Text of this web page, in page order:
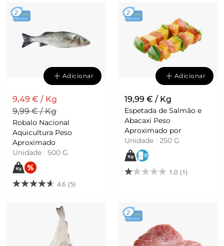
2 DIAS
FRESCO
Adicionar
9,49 € / Kg
9,99 € / Kg
Robalo Nacional
Aquicultura Peso
Aproximado
Unidade
500 G
4.6 (5)
2 DIAS
FRESCO
Adicionar
19,99 € / Kg
Espetada de Salmão e
Abacaxi Peso
Aproximado por
Unidade
250 G
1.0 (1)
2 DIAS
FRESCO